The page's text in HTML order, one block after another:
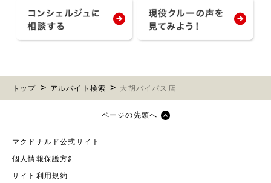
トップ アルバイト検索 大胡バイパス店
ページの先頭へ
マクドナルド公式サイト
個人情報保護方針
サイト利用規約